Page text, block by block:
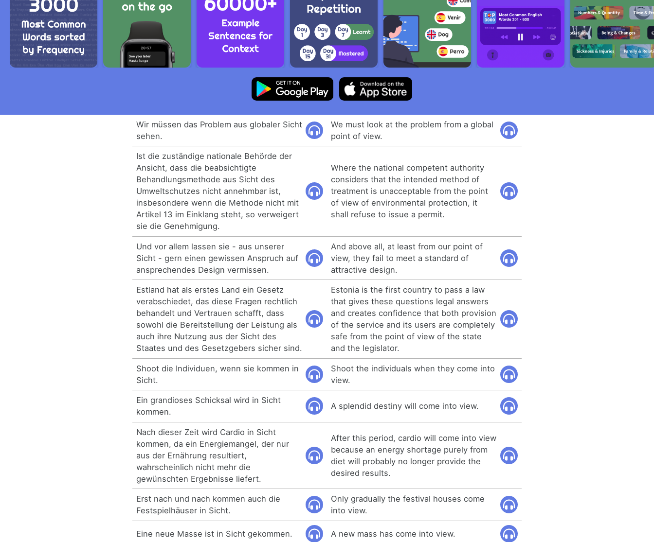
Wir müssen das Problem aus globaler Sicht
sehen.
We must look at the problem from a global
point of view.
Ist die zuständige nationale Behörde der
Ansicht, dass die beabsichtigte
Behandlungsmethode aus Sicht des
Umweltschutzes nicht annehmbar ist,
insbesondere wenn die Methode nicht mit
Artikel 13 im Einklang steht, so verweigert
sie die Genehmigung.
Where the national competent authority
considers that the intended method of
treatment is unacceptable from the point
of view of environmental protection, it
shall refuse to issue a permit.
Und vor allem lassen sie - aus unserer
Sicht - gern einen gewissen Anspruch auf
ansprechendes Design vermissen.
And above all, at least from our point of
view, they fail to meet a standard of
attractive design.
Estland hat als erstes Land ein Gesetz
verabschiedet, das diese Fragen rechtlich
behandelt und Vertrauen schafft, dass
sowohl die Bereitstellung der Leistung als
auch ihre Nutzung aus der Sicht des
Staates und des Gesetzgebers sicher sind.
Estonia is the first country to pass a law
that gives these questions legal answers
and creates confidence that both provision
of the service and its users are completely
safe from the point of view of the state
and the legislator.
Shoot die Individuen, wenn sie kommen in
Sicht.
Shoot the individuals when they come into
view.
Ein grandioses Schicksal wird in Sicht
kommen.
A splendid destiny will come into view.
Nach dieser Zeit wird Cardio in Sicht
kommen, da ein Energiemangel, der nur
aus der Ernährung resultiert,
wahrscheinlich nicht mehr die
gewünschten Ergebnisse liefert.
After this period, cardio will come into view
because an energy shortage purely from
diet will probably no longer provide the
desired results.
Erst nach und nach kommen auch die
Festspielhäuser in Sicht.
Only gradually the festival houses come
into view.
Eine neue Masse ist in Sicht gekommen. A new mass has come into view.